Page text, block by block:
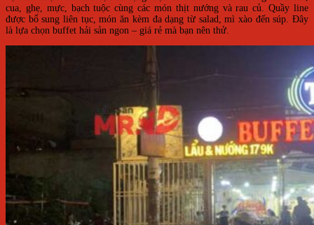
cua, ghẹ, mực, bạch tuộc cùng các món thịt nướng và rau củ. Quầy line
được bổ sung liên tục, món ăn kèm đa dạng từ salad, mì xào đến súp. Đây
là lựa chọn buffet hải sản ngon – giá rẻ mà bạn nên thử.